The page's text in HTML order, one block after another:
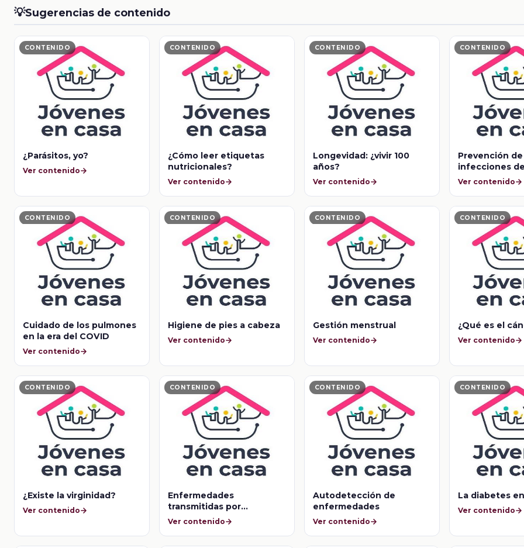
💡Sugerencias de contenido
CONTENIDO
¿Parásitos, yo?
Ver contenido
CONTENIDO
¿Cómo leer etiquetas
nutricionales?
Ver contenido
CONTENIDO
Longevidad: ¿vivir 100
años?
Ver contenido
CONTENIDO
Prevención de
infecciones de
transmisión
Ver contenido
CONTENIDO
Cuidado de los pulmones
en la era del COVID
Ver contenido
CONTENIDO
Higiene de pies a cabeza
Ver contenido
CONTENIDO
Gestión menstrual
Ver contenido
CONTENIDO
¿Qué es el
Ver contenido
CONTENIDO
¿Existe la virginidad?
Ver contenido
CONTENIDO
Enfermedades
transmitidas por
mosquitos y garrapatas
Ver contenido
CONTENIDO
Autodetección de
enfermedades
Ver contenido
CONTENIDO
La diabetes
Ver contenido